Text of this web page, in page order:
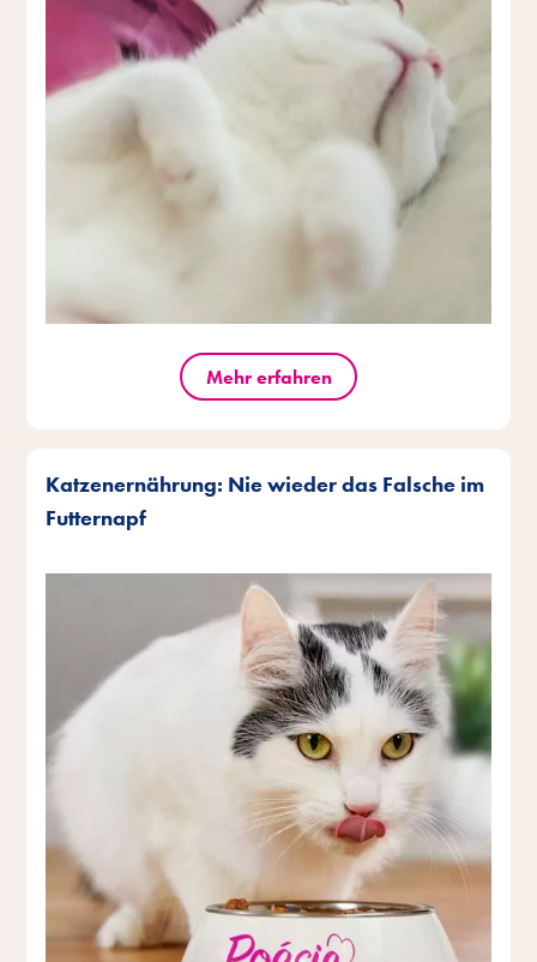
Mehr erfahren
Katzenernährung: Nie wieder das Falsche im
Futternapf